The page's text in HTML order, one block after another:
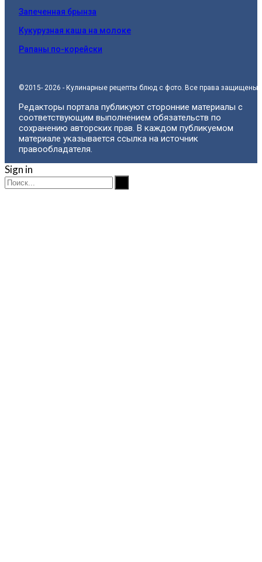
Запеченная брынза
Кукурузная каша на молоке
Рапаны по-корейски
©2015- 2026 - Кулинарные рецепты блюд с фото. Все права защищены.
Редакторы портала публикуют сторонние материалы с
соответствующим выполнением обязательств по
сохранению авторских прав. В каждом публикуемом
материале указывается ссылка на источник
правообладателя.
Sign in